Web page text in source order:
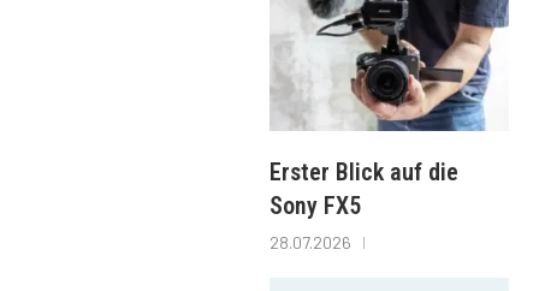
Erster Blick auf die
Sony FX5
28.07.2026